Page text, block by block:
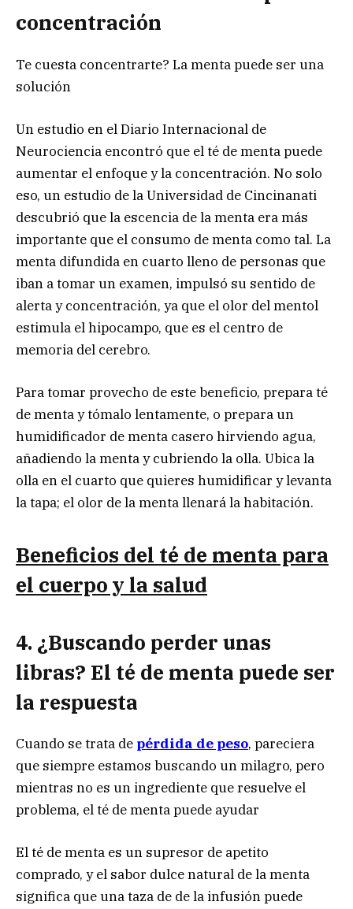
concentración
Te cuesta concentrarte? La menta puede ser una
solución
Un estudio en el Diario Internacional de
Neurociencia encontró que el té de menta puede
aumentar el enfoque y la concentración. No solo
eso, un estudio de la Universidad de Cincinanati
descubrió que la escencia de la menta era más
importante que el consumo de menta como tal. La
menta difundida en cuarto lleno de personas que
iban a tomar un examen, impulsó su sentido de
alerta y concentración, ya que el olor del mentol
estimula el hipocampo, que es el centro de
memoria del cerebro.
Para tomar provecho de este beneficio, prepara té
de menta y tómalo lentamente, o prepara un
humidificador de menta casero hirviendo agua,
añadiendo la menta y cubriendo la olla. Ubica la
olla en el cuarto que quieres humidificar y levanta
la tapa; el olor de la menta llenará la habitación.
Beneficios del té de menta para
el cuerpo y la salud
4. ¿Buscando perder unas
libras? El té de menta puede ser
la respuesta
Cuando se trata de pérdida de peso, pareciera
que siempre estamos buscando un milagro, pero
mientras no es un ingrediente que resuelve el
problema, el té de menta puede ayudar
El té de menta es un supresor de apetito
comprado, y el sabor dulce natural de la menta
significa que una taza de de la infusión puede